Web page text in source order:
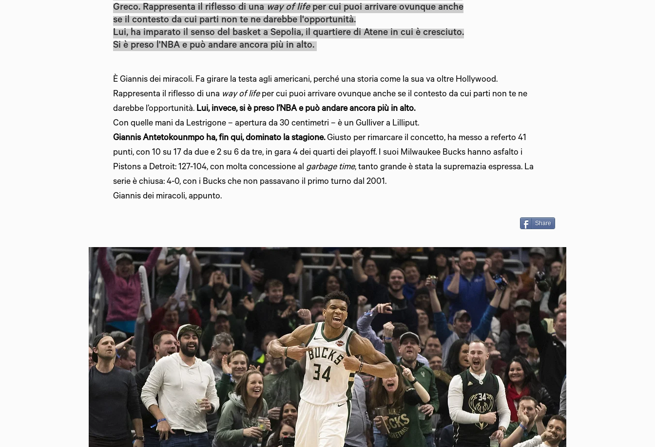
Greco. Rappresenta il riflesso di una way of life per cui puoi arrivare ovunque anche
se il contesto da cui parti non te ne darebbe l'opportunità.
Lui, ha imparato il senso del basket a Sepolia, il quartiere di Atene in cui è cresciuto.
Si è preso l'NBA e può andare ancora più in alto.
È Giannis dei miracoli. Fa girare la testa agli americani, perché una storia come la sua va oltre Hollywood.
Rappresenta il riflesso di una way of lifeper cui puoi arrivare ovunque anche se il contesto da cui parti non te ne
darebbe l’opportunità. Lui, invece, si è preso l’NBA e può andare ancora più in alto.
Con quelle mani da Lestrigone – apertura da 30 centimetri – è un Gulliver a Lilliput.
Giannis Antetokounmpo ha, fin qui, dominato la stagione.Giusto per rimarcare il concetto, ha messo a referto 41
punti, con 10 su 17 da due e 2 su 6 da tre, in gara 4 dei quarti dei playoff. I suoi Milwaukee Bucks hanno asfalto i
Pistons a Detroit: 127-104, con molta concessione al garbage time, tanto grande è stata la supremazia espressa. La
serie è chiusa: 4-0, con i Bucks che non passavano il primo turno dal 2001.
Giannis dei miracoli, appunto.
Share